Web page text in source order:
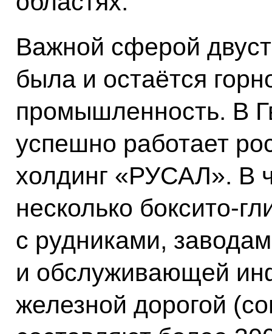
Важной сферой
была и остаётся
промышленность. В
успешно работает
холдинг «РУСАЛ». В
несколько боксито-
с рудниками,
и обслуживающей
железной дорогой